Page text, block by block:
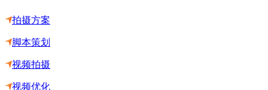
拍摄方案
脚本策划
视频拍摄
视频优化